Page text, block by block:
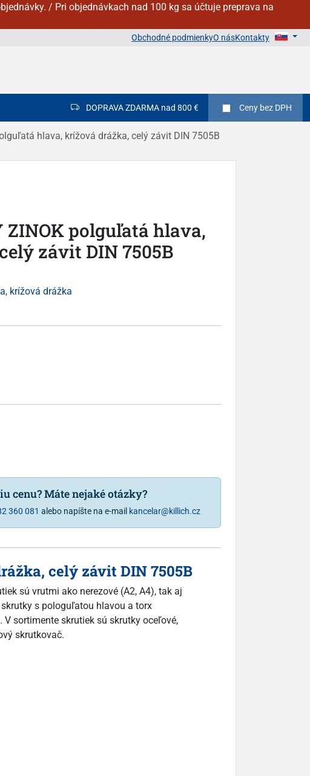
/ Pri objednávkach nad 100 kg sa účtuje preprava na
Obchodné podmienkyO násKontakty
DOPRAVA ZDARMA nad 800 € Ceny bez DPH
hlava, krížová drážka, celý závit DIN 7505B
ZINOK polguľatá hlava,
závit DIN 7505B
krížová drážka
cenu? Máte nejaké otázky?
360 081 alebo napíšte na e-mail kancelar@killich.cz
celý závit DIN 7505B
sú vrutmi ako nerezové (A2, A4), tak aj
s pologuľatou hlavou a torx
sortimente skrutiek sú skrutky oceľové,
skrutkovač.